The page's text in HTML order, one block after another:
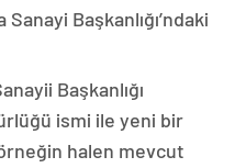
Başkanlığı’ndaki
Başkanlığı
ismi ile yeni bir
halen mevcut